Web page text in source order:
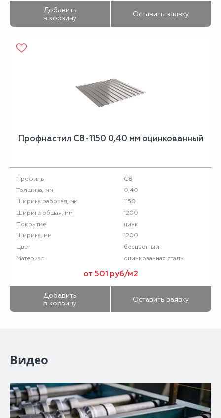
Добавить
в корзину
Оставить заявку
Профнастил С8-1150 0,40 мм оцинкованный
Профиль
С8
Толщина, мм
0,40
Ширина рабочая, мм
1150
Ширина общая, мм
1200
Покрытие
цинк
Ширина, мм
1200
Цвет
бесцветный
Материал
оцинкованная сталь
от 501 руб/м2
Добавить
в корзину
Оставить заявку
Видео